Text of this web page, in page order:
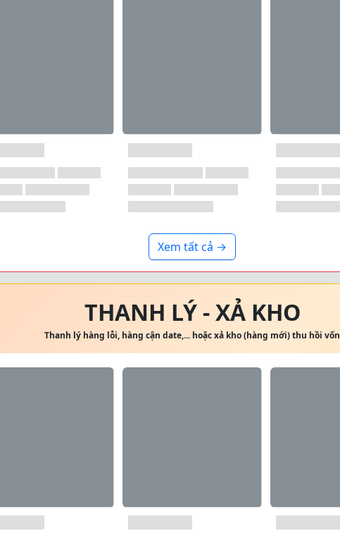
Xem tất cả →
THANH LÝ - XẢ KHO
Thanh lý hàng lỗi, hàng cận date,... hoặc xả kho (hàng mới) thu hồi vốn